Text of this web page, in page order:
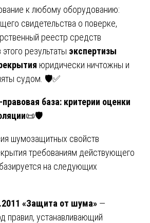
к любому оборудованию:
свидетельства о поверке,
реестр средств
результаты экспертизы
юридически ничтожны и
судом. 🛡️✅
база: критерии оценки
📜🛡️
шумозащитных свойств
требованиям действующего
на следующих
«Защита от шума» —
правил, устанавливающий